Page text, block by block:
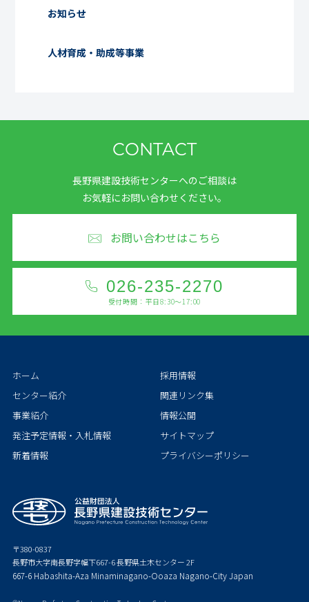
お知らせ
人材育成・助成等事業
CONTACT
長野県建設技術センターへのご相談は
お気軽にお問い合わせください。
お問い合わせはこちら
026-235-2270
受付時間：平日8:30～17:00
ホーム
センター紹介
事業紹介
発注予定情報・入札情報
新着情報
採用情報
関連リンク集
情報公開
サイトマップ
プライバシーポリシー
〒380-0837
長野市大字南長野字幅下667-6 長野県土木センター 2F
667-6 Habashita-Aza Minaminagano-Ooaza Nagano-City Japan